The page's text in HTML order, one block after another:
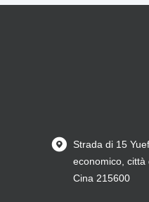
Strada di 15
economico, città
Cina 215600